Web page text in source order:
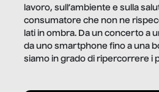
lavoro, sull’ambiente e sulla
consumatore che non ne
lati in ombra. Da un concerto a
da uno smartphone fino a una
siamo in grado di ripercorrere i